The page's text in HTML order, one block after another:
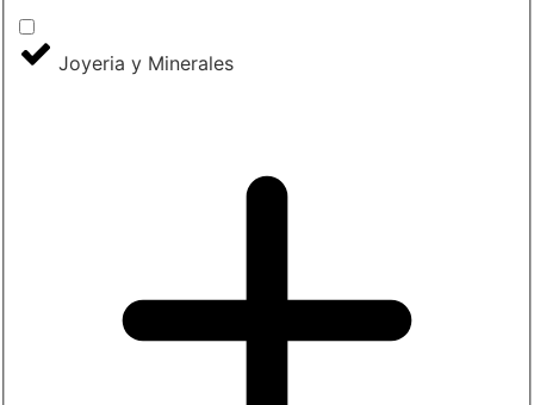
Joyeria y Minerales